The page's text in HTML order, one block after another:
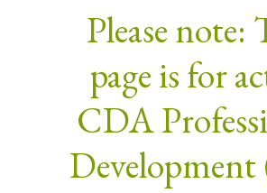
Please note:
page is for
CDA